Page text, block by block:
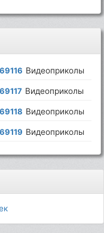
Видеоприколы
Видеоприколы
Видеоприколы
Видеоприколы